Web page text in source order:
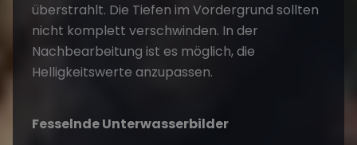
überstrahlt. Die Tiefen im Vordergrund sollten
nicht komplett verschwinden. In der
Nachbearbeitung ist es möglich, die
Helligkeitswerte anzupassen.
Fesselnde Unterwasserbilder